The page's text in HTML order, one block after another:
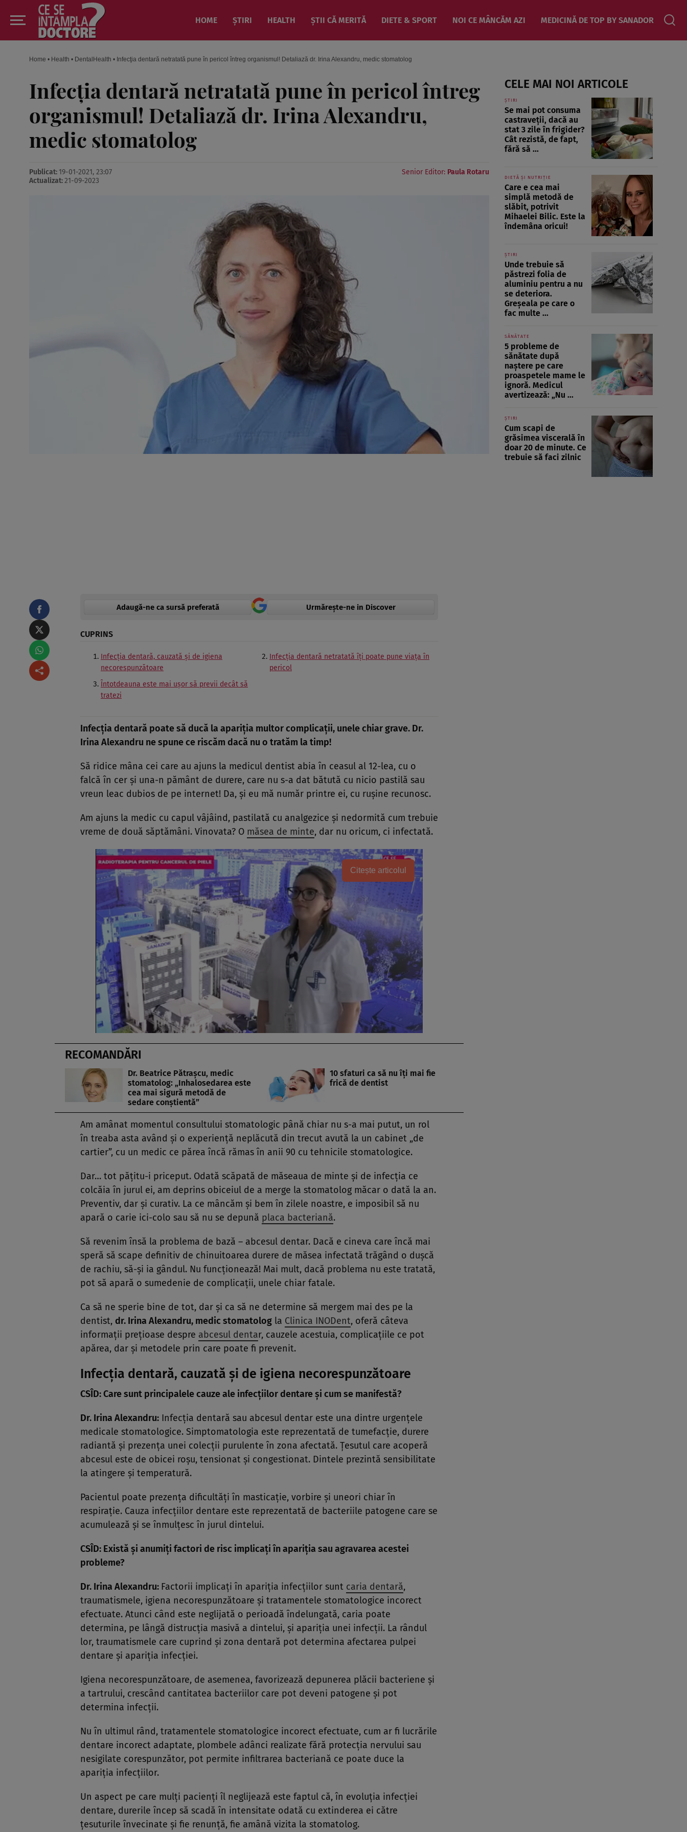
HOME ȘTIRI HEALTH ȘTII CĂ MERITĂ DIETE & SPORT NOI CE MÂNCĂM AZI MEDICINĂ DE TOP BY SANADOR
Home • Health • DentalHealth • Infecţia dentară netratată pune în pericol întreg organismul! Detaliază dr. Irina Alexandru, medic stomatolog
Infecţia dentară netratată pune în pericol întreg
organismul! Detaliază dr. Irina Alexandru,
medic stomatolog
Publicat: 19-01-2021, 23:07
Actualizat:21-09-2023
Senior Editor: Paula Rotaru
Adaugă-ne ca sursă preferată Urmărește-ne in Discover
CUPRINS
Infecția dentară, cauzată și de igiena
necorespunzătoare
Infecţia dentară netratată îţi poate pune viaţa în
pericol
Întotdeauna este mai uşor să previi decât să
tratezi
Infecția dentară poate să ducă la apariția multor complicații, unele chiar grave. Dr.
Irina Alexandru ne spune ce riscăm dacă nu o tratăm la timp!
Să ridice mâna cei care au ajuns la medicul dentist abia în ceasul al 12-lea, cu o
falcă în cer şi una-n pământ de durere, care nu s-a dat bătută cu nicio pastilă sau
vreun leac dubios de pe internet! Da, şi eu mă număr printre ei, cu ruşine recunosc.
Am ajuns la medic cu capul vâjâind, pastilată cu analgezice şi nedormită cum trebuie
vreme de două săptămâni. Vinovata? O măsea de minte, dar nu oricum, ci infectată.
Citește articolul
RECOMANDĂRI
Dr. Beatrice Pătraşcu, medic
stomatolog: „Inhalosedarea este
cea mai sigură metodă de
sedare conştientă”
10 sfaturi ca să nu îţi mai fie
frică de dentist
Am amânat momentul consultului stomatologic până chiar nu s-a mai putut, un rol
în treaba asta având şi o experienţă neplăcută din trecut avută la un cabinet „de
cartier”, cu un medic ce părea încă rămas în anii 90 cu tehnicile stomatologice.
Dar… tot păţitu-i priceput. Odată scăpată de măseaua de minte şi de infecţia ce
colcăia în jurul ei, am deprins obiceiul de a merge la stomatolog măcar o dată la an.
Preventiv, dar şi curativ. La ce mâncăm şi bem în zilele noastre, e imposibil să nu
apară o carie ici-colo sau să nu se depună placa bacteriană.
Să revenim însă la problema de bază – abcesul dentar. Dacă e cineva care încă mai
speră să scape definitiv de chinuitoarea durere de măsea infectată trăgând o duşcă
de rachiu, să-şi ia gândul. Nu funcţionează! Mai mult, dacă problema nu este tratată,
pot să apară o sumedenie de complicaţii, unele chiar fatale.
Ca să ne sperie bine de tot, dar şi ca să ne determine să mergem mai des pe la
dentist, dr. Irina Alexandru, medic stomatolog la Clinica INODent, oferă câteva
informaţii preţioase despre abcesul dentar, cauzele acestuia, complicaţiile ce pot
apărea, dar şi metodele prin care poate fi prevenit.
Infecția dentară, cauzată și de igiena necorespunzătoare
CSÎD: Care sunt principalele cauze ale infecţiilor dentare şi cum se manifestă?
Dr. Irina Alexandru: Infecţia dentară sau abcesul dentar este una dintre urgenţele
medicale stomatologice. Simptomatologia este reprezentată de tumefacţie, durere
radiantă şi prezenţa unei colecţii purulente în zona afectată. Ţesutul care acoperă
abcesul este de obicei roşu, tensionat şi congestionat. Dintele prezintă sensibilitate
la atingere şi temperatură.
Pacientul poate prezenţa dificultăţi în masticaţie, vorbire şi uneori chiar în
respiraţie. Cauza infecţiilor dentare este reprezentată de bacteriile patogene care se
acumulează şi se înmulţesc în jurul dintelui.
CSÎD: Există şi anumiţi factori de risc implicaţi în apariţia sau agravarea acestei
probleme?
Dr. Irina Alexandru: Factorii implicaţi în apariţia infecţiilor sunt caria dentară,
traumatismele, igiena necorespunzătoare şi tratamentele stomatologice incorect
efectuate. Atunci când este neglijată o perioadă îndelungată, caria poate
determina, pe lângă distrucţia masivă a dintelui, şi apariţia unei infecţii. La rândul
lor, traumatismele care cuprind şi zona dentară pot determina afectarea pulpei
dentare şi apariţia infecţiei.
Igiena necorespunzătoare, de asemenea, favorizează depunerea plăcii bacteriene şi
a tartrului, crescând cantitatea bacteriilor care pot deveni patogene şi pot
determina infecţii.
Nu în ultimul rând, tratamentele stomatologice incorect efectuate, cum ar fi lucrările
dentare incorect adaptate, plombele adânci realizate fără protecţia nervului sau
nesigilate corespunzător, pot permite infiltrarea bacteriană ce poate duce la
apariţia infecţiilor.
Un aspect pe care mulţi pacienţi îl neglijează este faptul că, în evoluţia infecţiei
dentare, durerile încep să scadă în intensitate odată cu extinderea ei către
ţesuturile învecinate şi fie renunţă, fie amână vizita la stomatolog.
CELE MAI NOI ARTICOLE
ȘTIRI
Se mai pot consuma
castraveții, dacă au
stat 3 zile în frigider?
Cât rezistă, de fapt,
fără să ...
DIETĂ ȘI NUTRIȚIE
Care e cea mai
simplă metodă de
slăbit, potrivit
Mihaelei Bilic. Este la
îndemâna oricui!
ȘTIRI
Unde trebuie să
păstrezi folia de
aluminiu pentru a nu
se deteriora.
Greșeala pe care o
fac multe ...
SĂNĂTATE
5 probleme de
sănătate după
naștere pe care
proaspetele mame le
ignoră. Medicul
avertizează: „Nu ...
ȘTIRI
Cum scapi de
grăsimea viscerală în
doar 20 de minute. Ce
trebuie să faci zilnic